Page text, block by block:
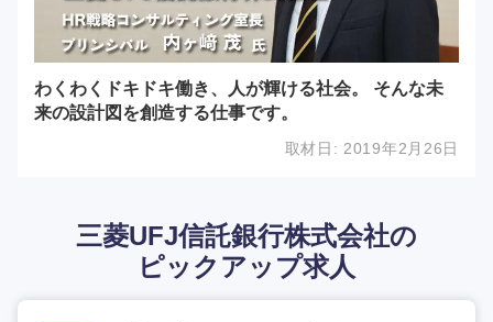
わくわくドキドキ働き、人が輝ける社会。 そんな未
来の設計図を創造する仕事です。
取材日: 2019年2月26日
三菱UFJ信託銀行株式会社の
ピックアップ求人